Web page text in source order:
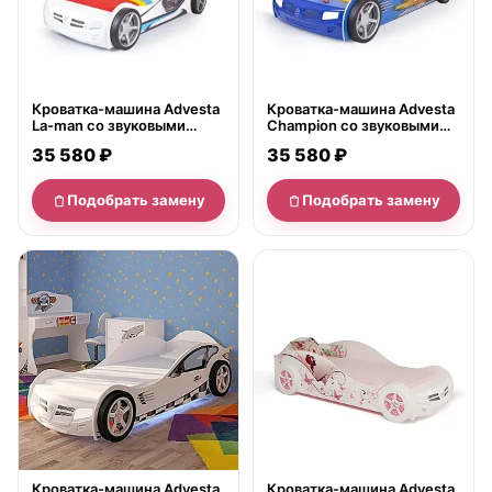
Кроватка-машина Advesta
La-man со звуковыми
подъемным механизмом
35 580 ₽
Подобрать замену
Кроватка-машина Advesta
Champion со звуковыми
подъемным механизмом
35 580 ₽
Подобрать замену
нет в продаже